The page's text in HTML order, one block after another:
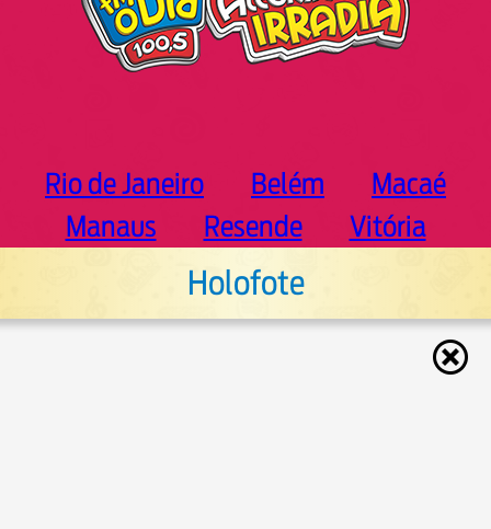
Rio de Janeiro Belém
Macaé
Manaus
Resende Vitória
Holofote